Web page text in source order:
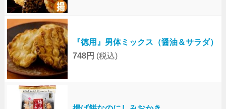
『徳用』男体ミックス（醤油＆サラダ）
748円 (税込)